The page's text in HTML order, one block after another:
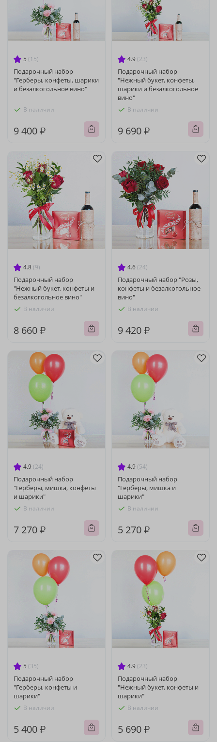
5 (15)
Подарочный набор
"Герберы, конфеты, шарики
и безалкогольное вино"
В наличии
9 400 ₽
4.9 (23)
Подарочный набор
"Нежный букет, конфеты,
шарики и безалкогольное
вино"
В наличии
9 690 ₽
4.8 (9)
Подарочный набор
"Нежный букет, конфеты и
безалкогольное вино"
В наличии
8 660 ₽
4.6 (24)
Подарочный набор "Розы,
конфеты и безалкогольное
вино"
В наличии
9 420 ₽
4.9 (24)
Подарочный набор
"Герберы, мишка, конфеты
и шарики"
В наличии
7 270 ₽
4.9 (54)
Подарочный набор
"Герберы, мишка и
шарики"
В наличии
5 270 ₽
5 (35)
Подарочный набор
"Герберы, конфеты и
шарики"
В наличии
5 400 ₽
4.9 (23)
Подарочный набор
"Нежный букет, конфеты и
шарики"
В наличии
5 690 ₽